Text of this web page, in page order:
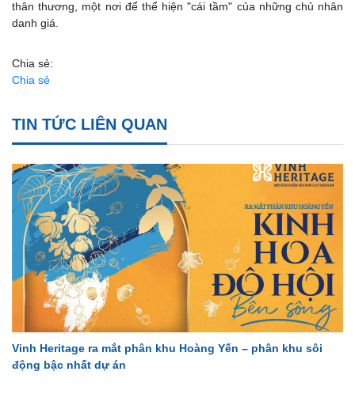
thân thương, một nơi để thể hiện "cái tầm" của những chủ nhân
danh giá.
Chia sẻ:
Chia sẻ
TIN TỨC LIÊN QUAN
Vinh Heritage ra mắt phân khu Hoàng Yến – phân khu sôi
động bậc nhất dự án